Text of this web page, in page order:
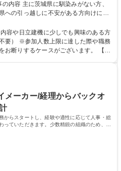
への引っ越しに不安がある方向けに、
を実施します。地域情報、福利厚生情
がどの地域に住んでどのような生活を
す。日立建機には借上げ部屋制度、住
気軽にエントリーください。 募集
不問WEBセミナー/総合職★8/26応募
容や日立建機に少しでも興味のある方
際や職務
お断りするケースがございます。 【主
メーカー/経理からバックオ
からスタートし、経験や適性に応じて人事・総
ていただきます。少数精鋭の組織のため、管